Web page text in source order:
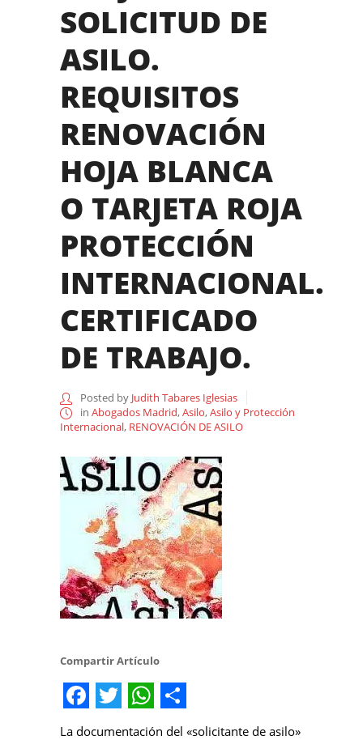
SOLICITUD DE
ASILO.
REQUISITOS
RENOVACIÓN
HOJA BLANCA
O TARJETA ROJA
PROTECCIÓN
INTERNACIONAL.
CERTIFICADO
DE TRABAJO.
Posted by Judith Tabares Iglesias
in Abogados Madrid,Asilo,Asilo y Protección
Internacional, RENOVACIÓN DE ASILO
Compartir Artículo
Facebook
Twitter
WhatsApp
Share
La documentación del «solicitante de asilo»